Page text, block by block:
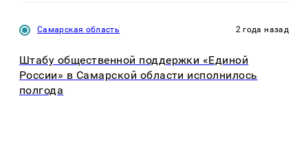
Самарская область 2 года назад
Штабу общественной поддержки «Единой
России» в Самарской области исполнилось
полгода